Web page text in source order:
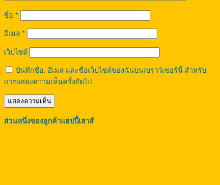
ชื่อ *
อีเมล *
เว็บไซต์
บันทึกชื่อ, อีเมล และชื่อเว็บไซต์ของฉันบนเบราว์เซอร์นี้ สำหรับ
การแสดงความเห็นครั้งถัดไป
ส่วนหนึ่งของลูกค้าแฮปปี้เฮาส์